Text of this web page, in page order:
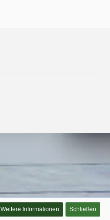
Weitere Informationen Schließen